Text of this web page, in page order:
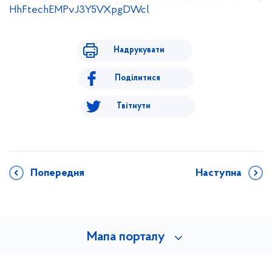
HhFtechEMPvJ3Y5VXpgDWcl
Надрукувати
Поділитися
Твітнути
Попередня Наступна
Мапа порталу